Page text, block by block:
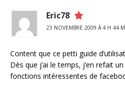
Eric78
23 NOVEMBRE 2009 À 4 H 44
Content que ce petti guide
Dès que j’ai le temps, j’en refait
fonctions intéressentes de